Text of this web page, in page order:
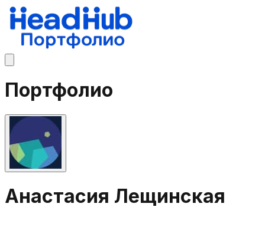
Портфолио
Анастасия Лещинская